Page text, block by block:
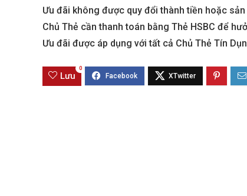
Ưu đãi không được quy đổi thành tiền hoặc
Chủ Thẻ cần thanh toán bằng Thẻ HSBC để
Ưu đãi được áp dụng với tất cả Chủ Thẻ Tín
Lưu
0